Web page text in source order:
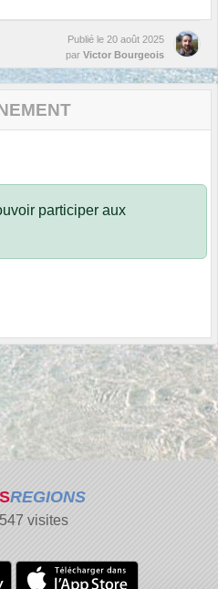
Publié le 20 août 2025
par Victor Bourgeois
participer aux
REGIONS
visites